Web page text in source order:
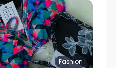
Fashion